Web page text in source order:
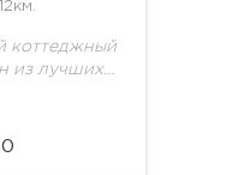
коттеджный
из лучших
2